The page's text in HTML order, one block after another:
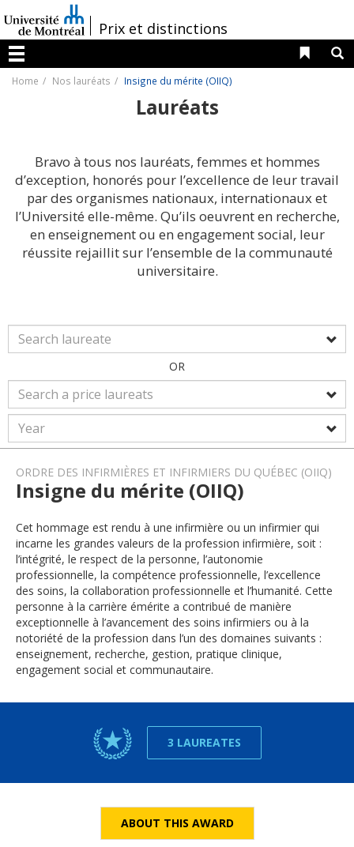
au
contenu
/Prix et distinctions
Menu
Liens
Home Nos lauréats Insigne du mérite (OIIQ)
Lauréats
Bravo à tous nos lauréats, femmes et hommes
d’exception, honorés pour l’excellence de leur travail
par des organismes nationaux, internationaux et
l’Université elle-même. Qu’ils oeuvrent en recherche,
en enseignement ou en engagement social, leur
réussite rejaillit sur l’ensemble de la communauté
universitaire.
OR
ORDRE DES INFIRMIÈRES ET INFIRMIERS DU QUÉBEC (OIIQ)
Insigne du mérite (OIIQ)
Cet hommage est rendu à une infirmière ou un infirmier qui
incarne les grandes valeurs de la profession infirmière, soit :
l’intégrité, le respect de la personne, l’autonomie
professionnelle, la compétence professionnelle, l’excellence
des soins, la collaboration professionnelle et l’humanité. Cette
personne à la carrière émérite a contribué de manière
exceptionnelle à l’avancement des soins infirmiers ou à la
notoriété de la profession dans l’un des domaines suivants :
enseignement, recherche, gestion, pratique clinique,
engagement social et communautaire.
3 LAUREATES
ABOUT THIS AWARD